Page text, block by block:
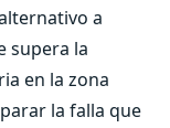
a
supera la
en la zona
la falla que